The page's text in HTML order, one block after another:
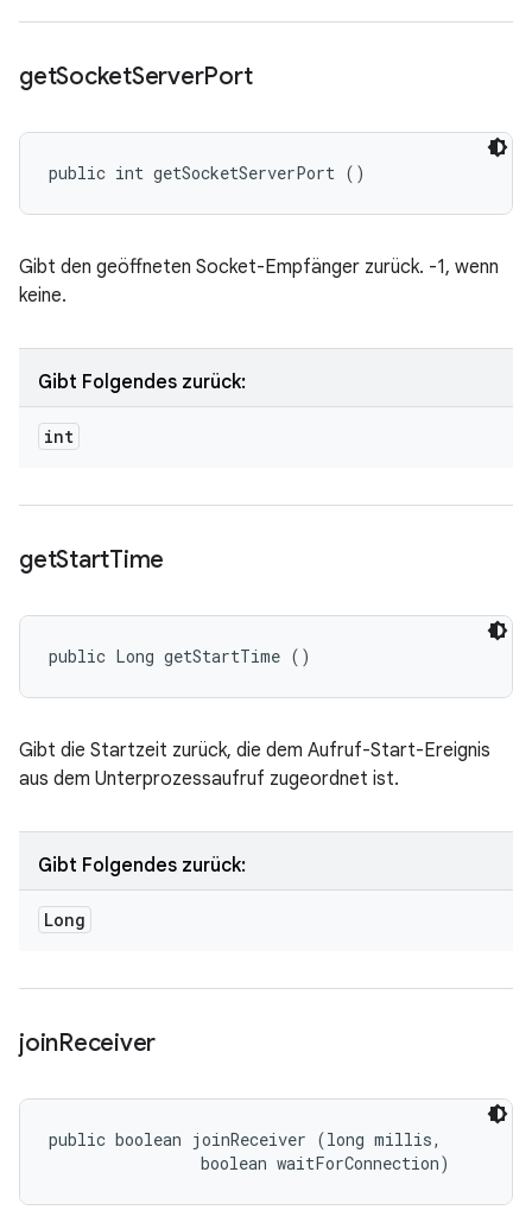
getSocketServerPort
public int getSocketServerPort ()
Gibt den geöffneten Socket-Empfänger zurück. -1, wenn
keine.
Gibt Folgendes zurück:
int
getStartTime
public Long getStartTime ()
Gibt die Startzeit zurück, die dem Aufruf-Start-Ereignis
aus dem Unterprozessaufruf zugeordnet ist.
Gibt Folgendes zurück:
Long
joinReceiver
public boolean joinReceiver (long millis,
                boolean waitForConnection)